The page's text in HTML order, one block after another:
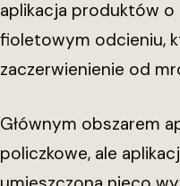
aplikacja produktów o
fioletowym odcieniu,
zaczerwienienie od
Głównym obszarem
policzkowe, ale